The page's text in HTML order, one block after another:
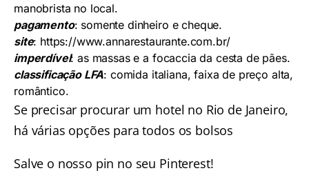
manobrista no local.
pagamento: somente dinheiro e cheque.
site: https://www.annarestaurante.com.br/
imperdível: as massas e a focaccia da cesta de pães.
classificação LFA: comida italiana, faixa de preço alta,
romântico.
Se precisar procurar um hotel no Rio de Janeiro,
há várias opções para todos os bolsos
Salve o nosso pin no seu Pinterest!